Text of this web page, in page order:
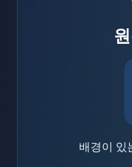
배경이 있